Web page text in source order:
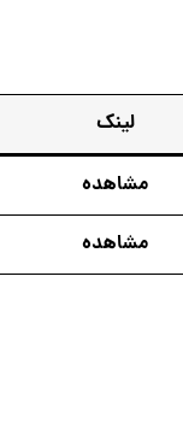
لینک
مشاهده
مشاهده